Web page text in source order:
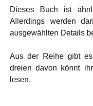
Dieses Buch ist
Allerdings werden
ausgewählten Details
Aus der Reihe gibt
dreien davon könnt ihr
lesen.